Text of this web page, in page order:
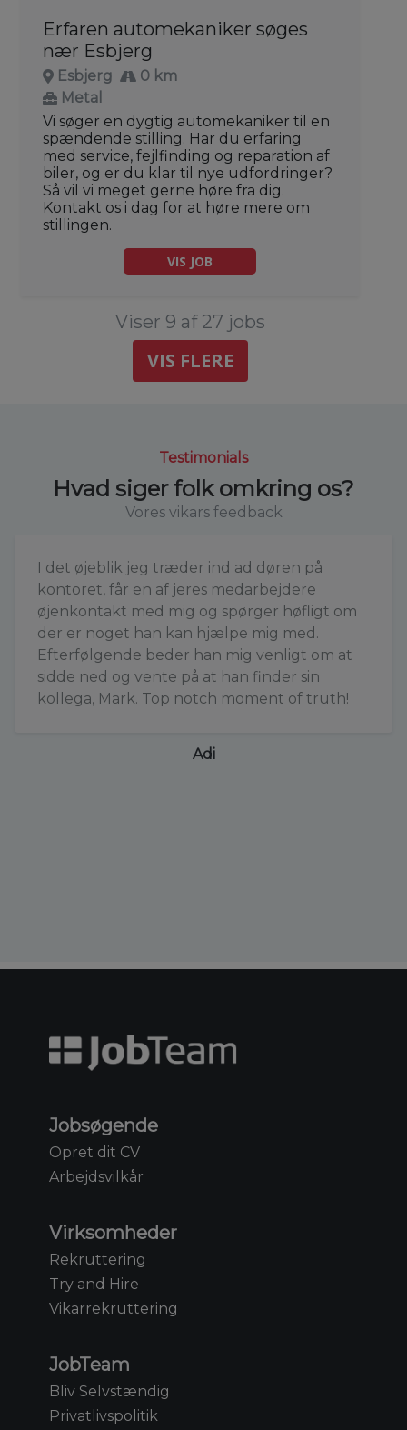
Erfaren automekaniker søges
nær Esbjerg
Esbjerg
0 km
Metal
Vi søger en dygtig automekaniker til en
spændende stilling. Har du erfaring
med service, fejlfinding og reparation af
biler, og er du klar til nye udfordringer?
Så vil vi meget gerne høre fra dig.
Kontakt os i dag for at høre mere om
stillingen.
VIS JOB
Viser 9 af 27 jobs
VIS FLERE
Testimonials
Hvad siger folk omkring os?
Vores vikars feedback
I det øjeblik jeg træder ind ad døren på
kontoret, får en af jeres medarbejdere
øjenkontakt med mig og spørger høfligt om
der er noget han kan hjælpe mig med.
Efterfølgende beder han mig venligt om at
sidde ned og vente på at han finder sin
kollega, Mark. Top notch moment of truth!
Adi
Jobsøgende
Opret dit CV
Arbejdsvilkår
Virksomheder
Rekruttering
Try and Hire
Vikarrekruttering
JobTeam
Bliv Selvstændig
Privatlivspolitik